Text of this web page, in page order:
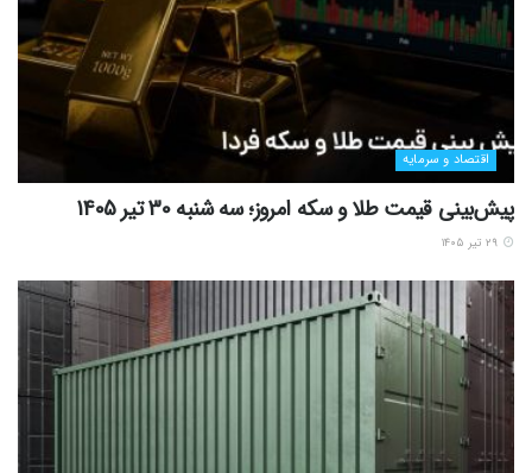
اقتصاد و سرمایه
پیش‌بینی قیمت طلا و سکه امروز؛ سه شنبه 30 تیر 1405